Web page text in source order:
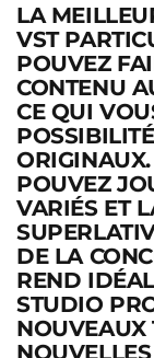
LA
VST
POUVEZ
CONTENU
CE QUI
POUVEZ
VARIÉS ET
DE LA
REND
STUDIO
NOUVEAUX